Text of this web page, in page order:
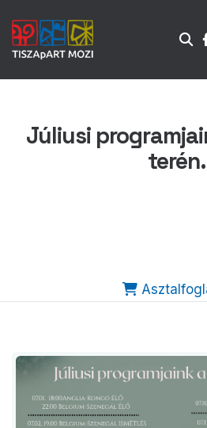
Júliusi
terén.